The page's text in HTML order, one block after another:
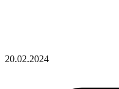
20.02.2024